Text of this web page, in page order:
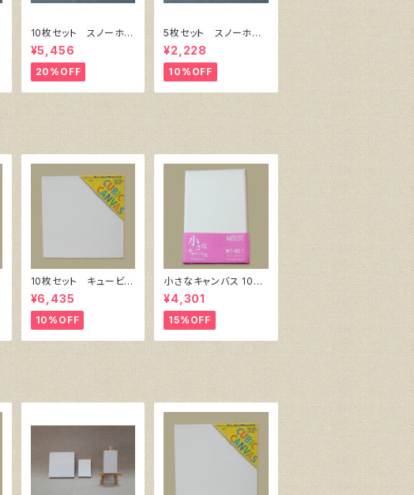
10枚セット スノーホワ
イト・キャンバスボー
ド F6 サイズ 410
㎜x318㎜
¥5,456
20%OFF
5枚セット スノーホワ
イト・キャンバスボー
ド F4 サイズ 333
㎜x242㎜
¥2,228
10%OFF
10枚セット キュービッ
ク・キャンバス白（縦150
㎜×横150㎜×厚38㎜）
¥6,435
10%OFF
小さなキャンバス 10枚
セット（ホワイト塗りキャ
ンバス張り）
¥4,301
15%OFF